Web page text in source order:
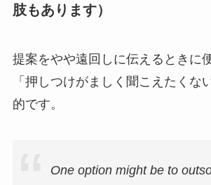
肢もあります）
提案をやや遠回しに伝えるときに
「押しつけがましく聞こえたくな
的です。
One option might be to